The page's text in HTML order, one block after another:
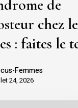
de
chez
: faites le
Femmes
24, 2026